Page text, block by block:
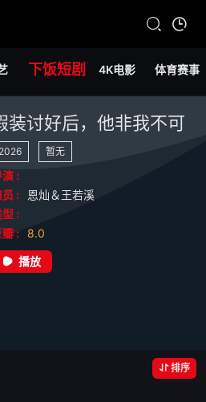
下饭短剧 4K电影 体育赛事
装讨好后，他非我不可
2026 暂无
:
:
恩灿＆王若溪
:
瓣 :
8.0
播放
排序